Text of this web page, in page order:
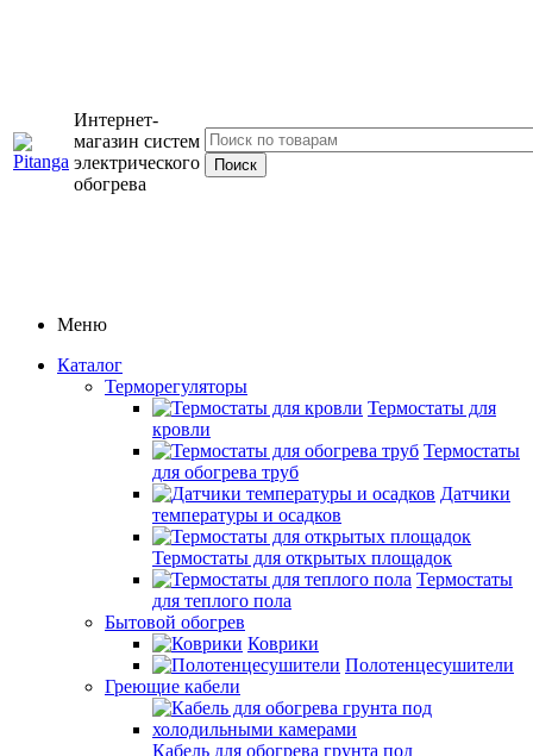
Интернет-
магазин систем
электрического
обогрева
Меню
Каталог
Терморегуляторы
Термостаты для
кровли
Термостаты
для обогрева труб
Датчики
температуры и осадков
Термостаты для открытых площадок
Термостаты
для теплого пола
Бытовой обогрев
Коврики
Полотенцесушители
Греющие кабели
Кабель для обогрева грунта под